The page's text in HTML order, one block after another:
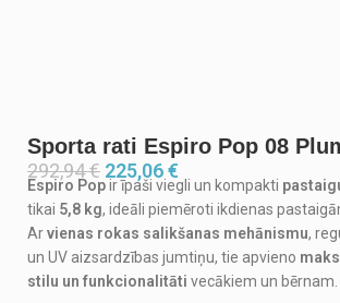
Sporta rati Espiro Pop 08
292,94€ 225,06€
Espiro Popir īpaši viegli un kompakti
tikai 5,8 kg, ideāli piemēroti ikdienas
Arvienas rokas salikšanas mehānismu,
un UV aizsardzības jumtiņu, tie apvieno
stilu un funkcionalitāti vecākiem un bērnam.